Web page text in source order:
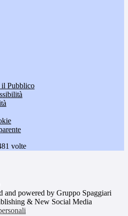
Pubblico
volte
and powered by Gruppo Spaggiari
& New Social Media